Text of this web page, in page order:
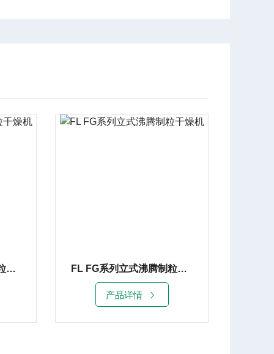
FL FG系列立式沸腾制粒干燥机 FL FG系列立式沸腾制粒干燥机
产品详情